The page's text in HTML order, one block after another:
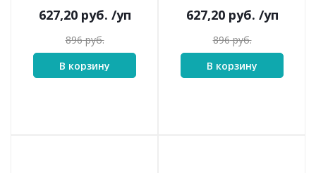
627,20руб. /уп
896руб.
В корзину
627,20руб. /уп
896руб.
В корзину